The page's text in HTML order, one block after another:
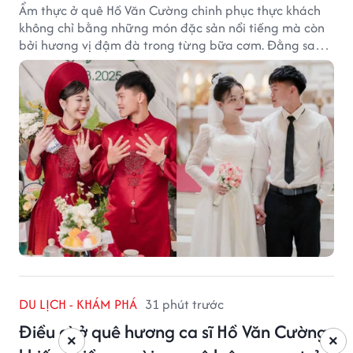
Ẩm thực ở quê Hồ Văn Cường chinh phục thực khách
không chỉ bằng những món đặc sản nổi tiếng mà còn
bởi hương vị đậm đà trong từng bữa cơm. Đằng sau
nét giản dị ấy là những bí quyết được người dân gìn
giữ qua nhiều thế hệ.
DU LỊCH - KHÁM PHÁ 31 phút trước
Điều gì ở quê hương ca sĩ Hồ Văn Cường×
×